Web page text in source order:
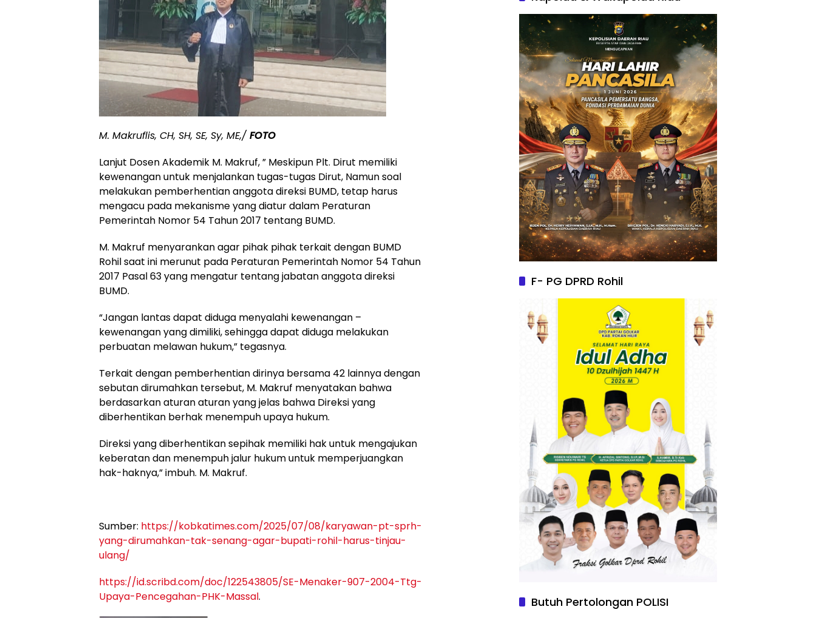
M. Makruflis, CH, SH, SE, Sy, ME,/ FOTO
Lanjut Dosen Akademik M. Makruf, ” Meskipun Plt. Dirut memiliki
kewenangan untuk menjalankan tugas-tugas Dirut, Namun soal
melakukan pemberhentian anggota direksi BUMD, tetap harus
mengacu pada mekanisme yang diatur dalam Peraturan
Pemerintah Nomor 54 Tahun 2017 tentang BUMD.
M. Makruf menyarankan agar pihak pihak terkait dengan BUMD
Rohil saat ini merunut pada Peraturan Pemerintah Nomor 54 Tahun
2017 Pasal 63 yang mengatur tentang jabatan anggota direksi
BUMD.
“Jangan lantas dapat diduga menyalahi kewenangan –
kewenangan yang dimiliki, sehingga dapat diduga melakukan
perbuatan melawan hukum,” tegasnya.
Terkait dengan pemberhentian dirinya bersama 42 lainnya dengan
sebutan dirumahkan tersebut, M. Makruf menyatakan bahwa
berdasarkan aturan aturan yang jelas bahwa Direksi yang
diberhentikan berhak menempuh upaya hukum.
Direksi yang diberhentikan sepihak memiliki hak untuk mengajukan
keberatan dan menempuh jalur hukum untuk memperjuangkan
hak-haknya,” imbuh. M. Makruf.
Sumber: https://kobkatimes.com/2025/07/08/karyawan-pt-sprh-
yang-dirumahkan-tak-senang-agar-bupati-rohil-harus-tinjau-
ulang/
https://id.scribd.com/doc/122543805/SE-Menaker-907-2004-Ttg-
Upaya-Pencegahan-PHK-Massal.
F- PG DPRD Rohil
Butuh Pertolongan POLISI